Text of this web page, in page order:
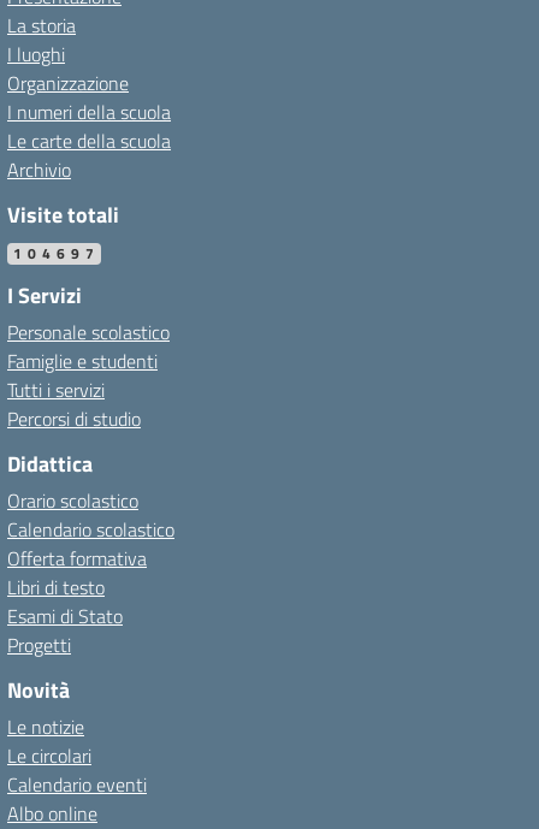
La storia
I luoghi
Organizzazione
I numeri della scuola
Le carte della scuola
Archivio
Visite totali
104697
I Servizi
Personale scolastico
Famiglie e studenti
Tutti i servizi
Percorsi di studio
Didattica
Orario scolastico
Calendario scolastico
Offerta formativa
Libri di testo
Esami di Stato
Progetti
Novità
Le notizie
Le circolari
Calendario eventi
Albo online